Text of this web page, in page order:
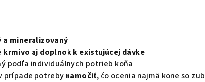
a mineralizovaný
krmivo aj doplnok k existujúcej dávke
podľa individuálnych potrieb koňa
prípade potreby namočiť, čo ocenia najmä kone so